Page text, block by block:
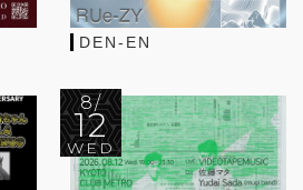
DEN-EN
8/
12
WED